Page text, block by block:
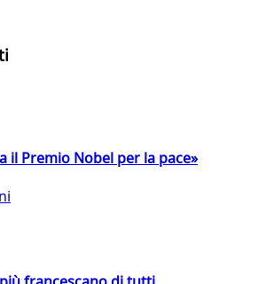
il Premio Nobel per la pace»